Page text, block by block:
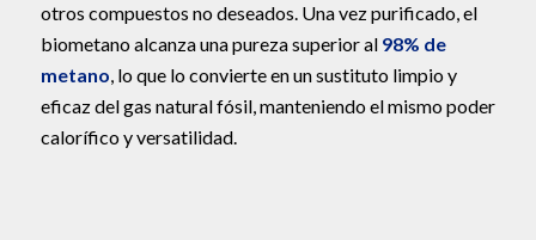
otros compuestos no deseados. Una vez purificado, el
biometano alcanza una pureza superior al 98% de
metano, lo que lo convierte en un sustituto limpio y
eficaz del gas natural fósil, manteniendo el mismo poder
calorífico y versatilidad.